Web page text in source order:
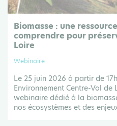
Biomasse : une
comprendre pour
Loire
Webinaire
Le 25 juin 2026 à partir de
Environnement Centre-Val
webinaire dédié à la
nos écosystèmes et des